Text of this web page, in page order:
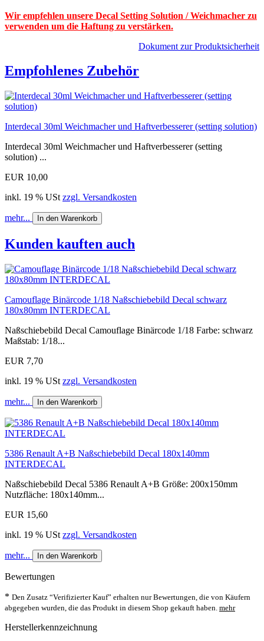
Wir empfehlen unsere Decal Setting Solution / Weichmacher zu
verwenden um die Haftung zu verstärken.
Dokument zur Produktsicherheit
Empfohlenes Zubehör
Interdecal 30ml Weichmacher und Haftverbesserer (setting solution)
Interdecal 30ml Weichmacher und Haftverbesserer (setting
solution) ...
EUR 10,00
inkl. 19 % USt zzgl. Versandkosten
mehr... In den Warenkorb
Kunden kauften auch
Camouflage Binärcode 1/18 Naßschiebebild Decal schwarz
180x80mm INTERDECAL
Naßschiebebild Decal Camouflage Binärcode 1/18 Farbe: schwarz
Maßstab: 1/18...
EUR 7,70
inkl. 19 % USt zzgl. Versandkosten
mehr... In den Warenkorb
5386 Renault A+B Naßschiebebild Decal 180x140mm
INTERDECAL
Naßschiebebild Decal 5386 Renault A+B Größe: 200x150mm
Nutzfläche: 180x140mm...
EUR 15,60
inkl. 19 % USt zzgl. Versandkosten
mehr... In den Warenkorb
Bewertungen
* Den Zusatz “Verifizierter Kauf” erhalten nur Bewertungen, die von Käufern
abgegeben wurden, die das Produkt in diesem Shop gekauft haben. mehr
Herstellerkennzeichnung